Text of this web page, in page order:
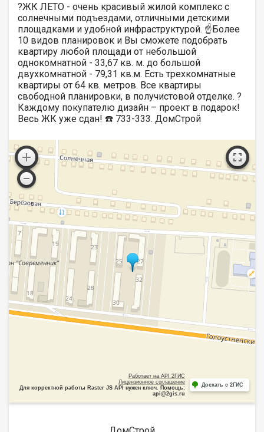
?ЖК ЛЕТО - очень красивый жилой комплекс с
солнечными подъездами, отличными детскими
площадками и удобной инфраструктурой. ☝️Более
10 видов планировок и Вы сможете подобрать
квартиру любой площади от небольшой
однокомнатной - 33,67 кв. м. до большой
двухкомнатной - 79,31 кв.м. Есть трехкомнатные
квартиры от 64 кв. метров. Все квартиры
свободной планировки, в получистовой отделке. ?
Каждому покупателю дизайн – проект в подарок!
Весь ЖК уже сдан! ☎️ 733-333. ДомСтрой
Работает на API 2ГИС
Лицензионное соглашение
Для корректной работы Raster JS API нужен ключ. Помощь:
api@2gis.ru
Доехать с 2ГИС